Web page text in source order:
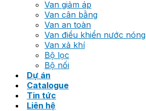
Van giảm áp
Van cân bằng
Van an toàn
Van điều khiển nước nóng
Van xả khí
Bộ lọc
Bộ nối
Dự án
Catalogue
Tin tức
Liên hệ